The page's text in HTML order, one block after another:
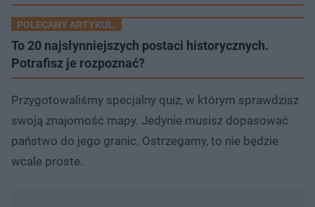
POLECANY ARTYKUŁ:
To 20 najsłynniejszych postaci historycznych.
Potrafisz je rozpoznać?
Przygotowaliśmy specjalny quiz, w którym sprawdzisz
swoją znajomość mapy. Jedynie musisz dopasować
państwo do jego granic. Ostrzegamy, to nie będzie
wcale proste.